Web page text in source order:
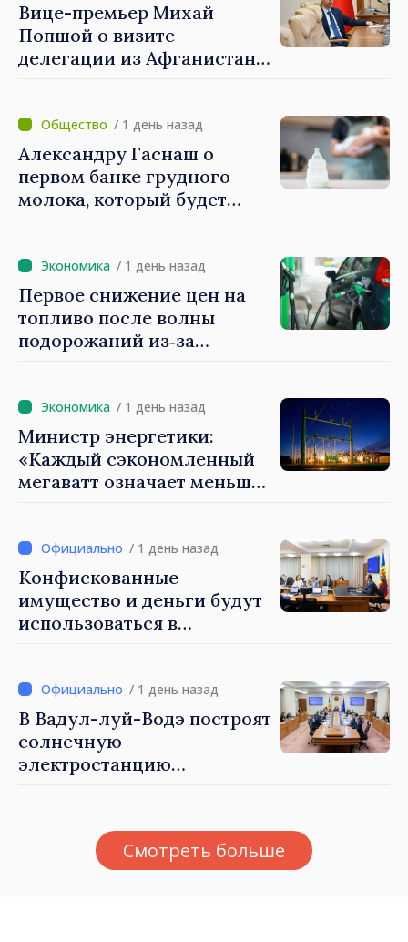
Вице-премьер Михай
Попшой о визите
делегации из Афганистана:
Нарушений
законодательных норм
выявлено не было»
/ 1 день назад
Александру Гаснаш о
первом банке грудного
молока, который будет
спасти жизни»/ 1 день назад
Первое снижение цен на
топливо после волны
подорожаний из‑за
на бензин и дизель
/ 1 день назад
Министр энергетики:
«Каждый сэкономленный
мегаватт означает меньше
/ 1 день назад
Конфискованные
имущество и деньги будут
использоваться в
/ 1 день назад
В Вадул-луй-Водэ построят
солнечную
электростанцию
Смотреть больше